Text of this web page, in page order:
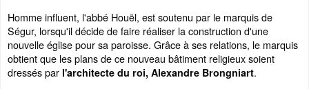
Homme influent, l'abbé Houël, est soutenu par le marquis de
Ségur, lorsqu'il décide de faire réaliser la construction d'une
nouvelle église pour sa paroisse. Grâce à ses relations, le marquis
obtient que les plans de ce nouveau bâtiment religieux soient
dressés par l'architecte du roi, Alexandre Brongniart.